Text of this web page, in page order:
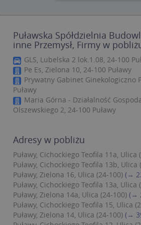
Puławska Spółdzielnia
inne Przemysł, Firmy w
GLS, Lubelska 2 lok.1.08, 24-100
Pe Es, Zielona 10, 24-100 Puławy
Prywatny Gabinet Ginekologiczno
Puławy
Maria Górna - Działalność
Olszewskiego 2, 24-100 Puławy
Adresy w pobliżu
Puławy, Cichockiego Teofila 11a, Ulica
Puławy, Cichockiego Teofila 13b, Ulica
Puławy, Zielona 16, Ulica (24-100) (→
Puławy, Cichockiego Teofila 13a, Ulica
Puławy, Zielona 14a, Ulica (24-100) (→
Puławy, Cichockiego Teofila 15, Ulica
Puławy, Zielona 14, Ulica (24-100) (→
Niezbędne pliki
zarządzanie kontem.
Nazwa
APPSESSID
Nazwa
_ga_DEEKR6C5LV
Nazwa
MUID
Nazwa